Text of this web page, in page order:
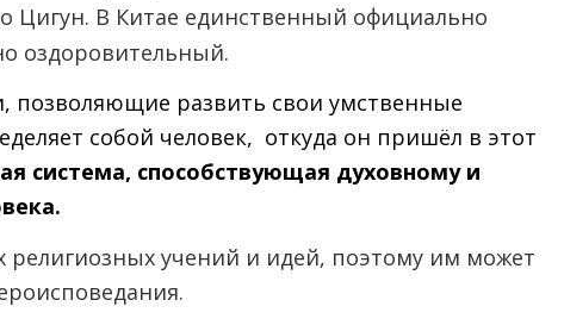
Цигун. В Китае единственный официально
оздоровительный.
позволяющие развить свои умственные
собой человек, откуда он пришёл в этот
система, способствующая духовному и
религиозных учений и идей, поэтому им может